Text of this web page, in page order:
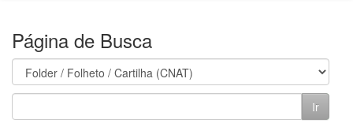
Página de Busca